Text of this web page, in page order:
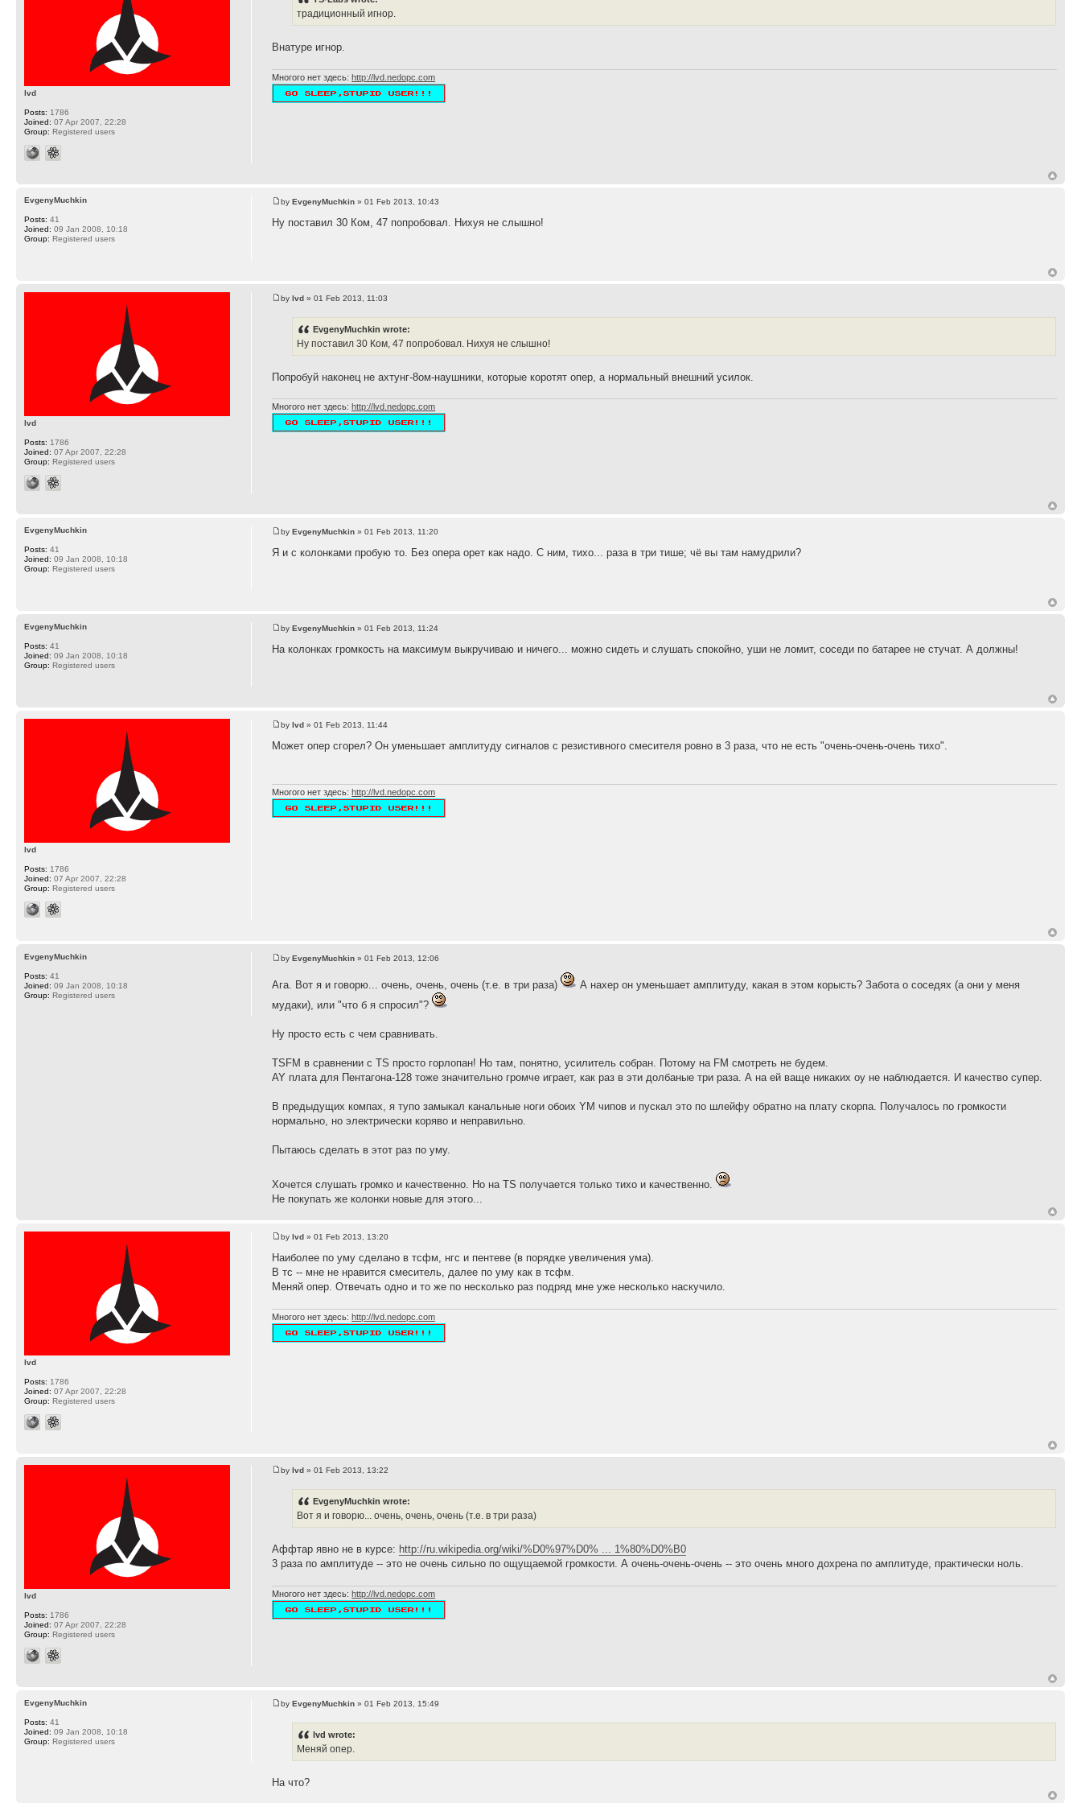
традиционный игнор.
Внатуре игнор.
Многого нет здесь:http://lvd.nedopc.com
lvd
Posts: 1786
Joined: 07 Apr 2007, 22:28
Group: Registered users
byEvgenyMuchkin » 01 Feb 2013, 10:43
Ну поставил 30 Ком, 47 попробовал. Нихуя не слышно!
EvgenyMuchkin
Posts: 41
Joined: 09 Jan 2008, 10:18
Group: Registered users
bylvd » 01 Feb 2013, 11:03
EvgenyMuchkin wrote:
Ну поставил 30 Ком, 47 попробовал. Нихуя не слышно!
Попробуй наконец не ахтунг-8ом-наушники, которые коротят опер, а нормальный внешний усилок.
Многого нет здесь: http://lvd.nedopc.com
lvd
Posts: 1786
Joined: 07 Apr 2007, 22:28
Group: Registered users
byEvgenyMuchkin » 01 Feb 2013, 11:20
Я и с колонками пробую то. Без опера орет как надо. С ним, тихо... раза в три тише; чё вы там намудрили?
EvgenyMuchkin
Posts: 41
Joined: 09 Jan 2008, 10:18
Group: Registered users
byEvgenyMuchkin » 01 Feb 2013, 11:24
На колонках громкость на максимум выкручиваю и ничего... можно сидеть и слушать спокойно, уши не ломит, соседи по батарее не стучат. А должны!
EvgenyMuchkin
Posts: 41
Joined: 09 Jan 2008, 10:18
Group: Registered users
bylvd » 01 Feb 2013, 11:44
Может опер сгорел? Он уменьшает амплитуду сигналов с резистивного смесителя ровно в 3 раза, что не есть "очень-очень-очень тихо".
Многого нет здесь:http://lvd.nedopc.com
lvd
Posts: 1786
Joined: 07 Apr 2007, 22:28
Group: Registered users
byEvgenyMuchkin » 01 Feb 2013, 12:06
Ага. Вот я и говорю... очень, очень, очень (т.е. в три раза)
А нахер он уменьшает амплитуду, какая в этом корысть? Забота о соседях (а они у меня
мудаки), или "что б я спросил"?
Ну просто есть с чем сравнивать.
TSFM в сравнении с TS просто горлопан! Но там, понятно, усилитель собран. Потому на FM смотреть не будем.
AY плата для Пентагона-128 тоже значительно громче играет, как раз в эти долбаные три раза. А на ей ваще никаких оу не наблюдается. И качество супер.
В предыдущих компах, я тупо замыкал канальные ноги обоих YM чипов и пускал это по шлейфу обратно на плату скорпа. Получалось по громкости
нормально, но электрически коряво и неправильно.
Пытаюсь сделать в этот раз по уму.
Хочется слушать громко и качественно. Но на TS получается только тихо и качественно.
Не покупать же колонки новые для этого...
EvgenyMuchkin
Posts: 41
Joined: 09 Jan 2008, 10:18
Group: Registered users
bylvd » 01 Feb 2013, 13:20
Наиболее по уму сделано в тсфм, нгс и пентеве (в порядке увеличения ума).
В тс -- мне не нравится смеситель, далее по уму как в тсфм.
Меняй опер. Отвечать одно и то же по несколько раз подряд мне уже несколько наскучило.
Многого нет здесь:http://lvd.nedopc.com
lvd
Posts: 1786
Joined: 07 Apr 2007, 22:28
Group: Registered users
bylvd » 01 Feb 2013, 13:22
EvgenyMuchkin wrote:
Вот я и говорю... очень, очень, очень (т.е. в три раза)
Аффтар явно не в курсе: http://ru.wikipedia.org/wiki/%D0%97%D0% ... 1%80%D0%B0
3 раза по амплитуде -- это не очень сильно по ощущаемой громкости. А очень-очень-очень -- это очень много дохрена по амплитуде, практически ноль.
Многого нет здесь:http://lvd.nedopc.com
lvd
Posts: 1786
Joined: 07 Apr 2007, 22:28
Group: Registered users
byEvgenyMuchkin » 01 Feb 2013, 15:49
lvd wrote:
Меняй опер.
На что?
EvgenyMuchkin
Posts: 41
Joined: 09 Jan 2008, 10:18
Group: Registered users